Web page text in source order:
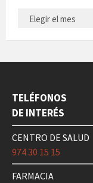
TELÉFONOS
DE INTERÉS
CENTRO DE SALUD
974 30 15 15
FARMACIA